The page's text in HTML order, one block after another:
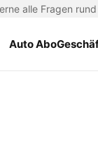
alle Fragen
Auto Abo